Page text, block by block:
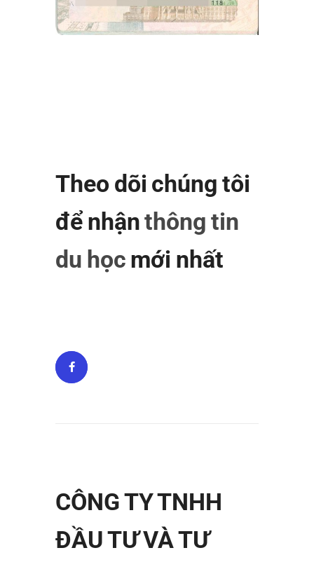
Theo dõi chúng tôi
để nhậnthông tin
du học mới nhất
CÔNG TY TNHH
ĐẦU TƯ VÀ TƯ